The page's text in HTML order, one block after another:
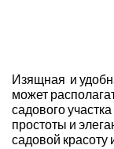
Изящная и
может
садового
простоты и
садовой красоту